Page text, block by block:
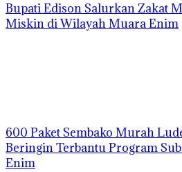
Bupati Edison Salurkan Zakat
Miskin di Wilayah Muara Enim
600 Paket Sembako Murah
Beringin Terbantu Program
Enim